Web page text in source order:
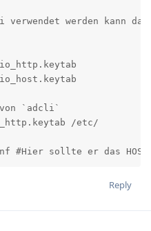
werden kann
`adcli`
/etc/
sollte er das HOST-
Reply